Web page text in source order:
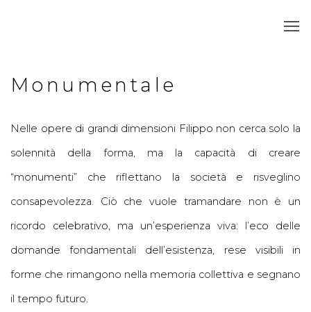
Monumentale
Nelle opere di grandi dimensioni Filippo non cerca solo la
solennità della forma, ma la capacità di creare
“monumenti” che riflettano la società e risveglino
consapevolezza. Ciò che vuole tramandare non è un
ricordo celebrativo, ma un’esperienza viva: l’eco delle
domande fondamentali dell’esistenza, rese visibili in
forme che rimangono nella memoria collettiva e segnano
il tempo futuro.